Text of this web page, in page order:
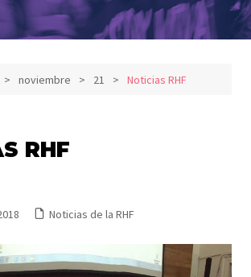
noviembre 21 Noticias RHF
RHF
Noticias de la RHF